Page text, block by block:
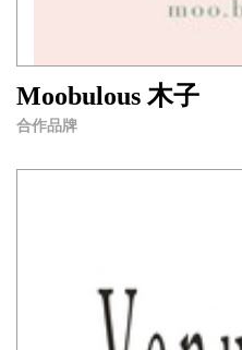
Moobulous 木子
合作品牌